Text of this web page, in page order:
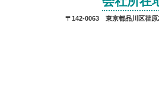
〒142-0063 東京都品川区荏原